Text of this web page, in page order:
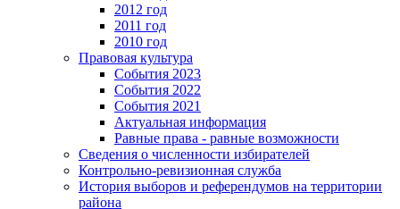
2012 год
2011 год
2010 год
Правовая культура
События 2023
События 2022
События 2021
Актуальная информация
Равные права - равные возможности
Сведения о численности избирателей
Контрольно-ревизионная служба
История выборов и референдумов на территории
района